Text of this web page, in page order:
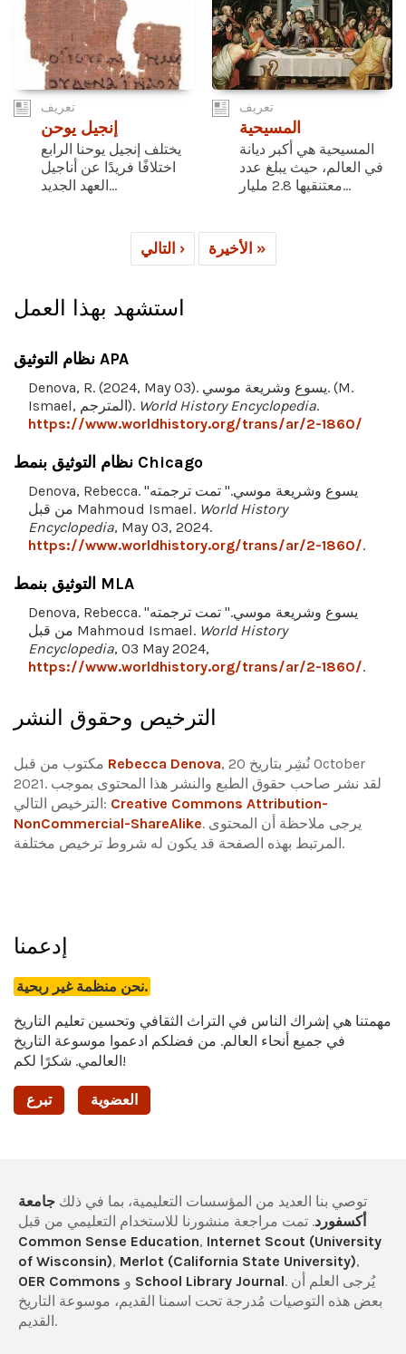
تعريف
إنجيل يوحن
يختلف إنجيل يوحنا الرابع
اختلافًا فريدًا عن أناجيل
العهد الجديد...
تعريف
المسيحية
المسيحية هي أكبر ديانة
في العالم، حيث يبلغ عدد
معتنقيها 2.8 مليار...
التالي › الأخيرة »
استشهد بهذا العمل
نظام التوثيق APA
Denova, R. (2024, May 03). يسوع وشريعة موسي. (M.
Ismael, المترجم). World History Encyclopedia.
https://www.worldhistory.org/trans/ar/2-1860/
نظام التوثيق بنمط Chicago
Denova, Rebecca. "يسوع وشريعة موسي." تمت ترجمته
من قبل Mahmoud Ismael. World History
Encyclopedia, May 03, 2024.
https://www.worldhistory.org/trans/ar/2-1860/.
التوثيق بنمط MLA
Denova, Rebecca. "يسوع وشريعة موسي." تمت ترجمته
من قبل Mahmoud Ismael. World History
Encyclopedia, 03 May 2024,
https://www.worldhistory.org/trans/ar/2-1860/.
الترخيص وحقوق النشر
Rebecca Denova, نُشِر بتاريخ 20 October
2021. لقد نشر صاحب حقوق الطبع والنشر هذا المحتوى بموجب
الترخيص التالي: Creative Commons Attribution-
NonCommercial-ShareAlike. يرجى ملاحظة أن المحتوى
المرتبط بهذه الصفحة قد يكون له شروط ترخيص مختلفة.
إدعمنا
نحن منظمة غير ربحية.
مهمتنا هي إشراك الناس في التراث الثقافي وتحسين تعليم التاريخ
في جميع أنحاء العالم. من فضلكم ادعموا موسوعة التاريخ
العالمي. شكرًا لكم!
تبرع العضوية
توصي بنا العديد من المؤسسات التعليمية، بما في ذلك جامعة
أكسفورد. تمت مراجعة منشورنا للاستخدام التعليمي من قبل
Common Sense Education, Internet Scout (University
of Wisconsin), Merlot (California State University),
OER Commons
School Library Journal. يُرجى العلم أن
بعض هذه التوصيات مُدرجة تحت اسمنا القديم، موسوعة التاريخ
القديم.